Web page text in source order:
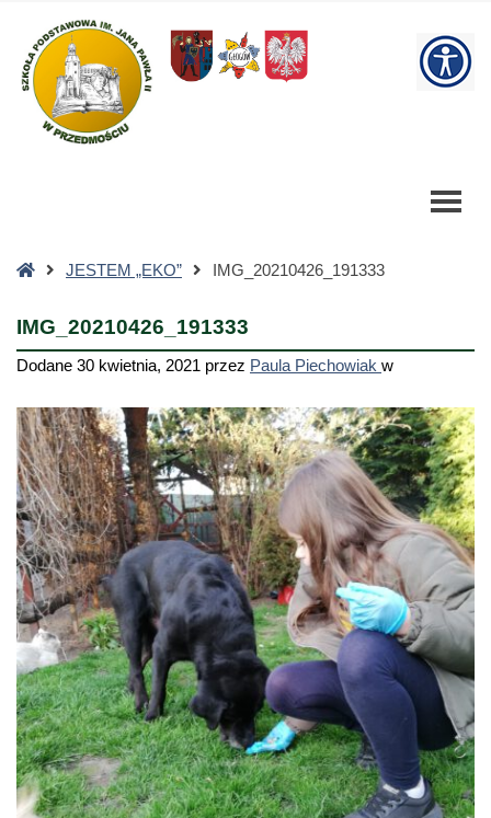
Szkoła
Podstawowa
StronaJESTEM „EKO” IMG_20210426_191333
IMG_20210426_191333
Dodane 30 kwietnia, 2021 przez Paula Piechowiak w